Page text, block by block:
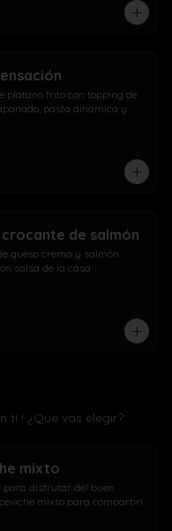
platano frito con topping de
pasta dinamica y
de salmón
queso crema y salmón
salsa de la casa
ti ! ¿Que vas elegir?
mixto
para disfrutar del buen
mixto para compartir!